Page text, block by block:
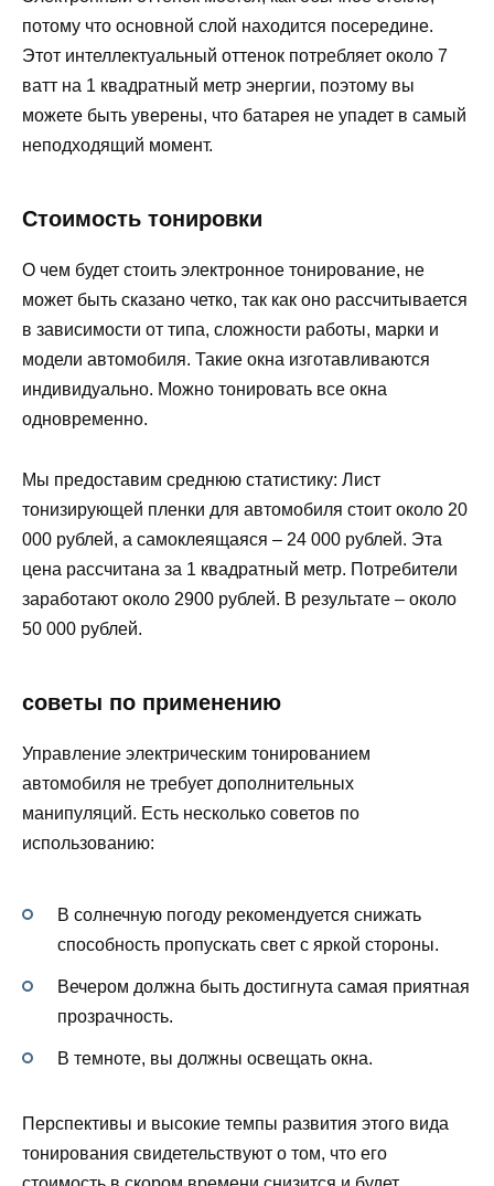
потому что основной слой находится посередине.
Этот интеллектуальный оттенок потребляет около 7
ватт на 1 квадратный метр энергии, поэтому вы
можете быть уверены, что батарея не упадет в самый
неподходящий момент.
Стоимость тонировки
О чем будет стоить электронное тонирование, не
может быть сказано четко, так как оно рассчитывается
в зависимости от типа, сложности работы, марки и
модели автомобиля. Такие окна изготавливаются
индивидуально. Можно тонировать все окна
одновременно.
Мы предоставим среднюю статистику: Лист
тонизирующей пленки для автомобиля стоит около 20
000 рублей, а самоклеящаяся – 24 000 рублей. Эта
цена рассчитана за 1 квадратный метр. Потребители
заработают около 2900 рублей. В результате – около
50 000 рублей.
советы по применению
Управление электрическим тонированием
автомобиля не требует дополнительных
манипуляций. Есть несколько советов по
использованию:
В солнечную погоду рекомендуется снижать
способность пропускать свет с яркой стороны.
Вечером должна быть достигнута самая приятная
прозрачность.
В темноте, вы должны освещать окна.
Перспективы и высокие темпы развития этого вида
тонирования свидетельствуют о том, что его